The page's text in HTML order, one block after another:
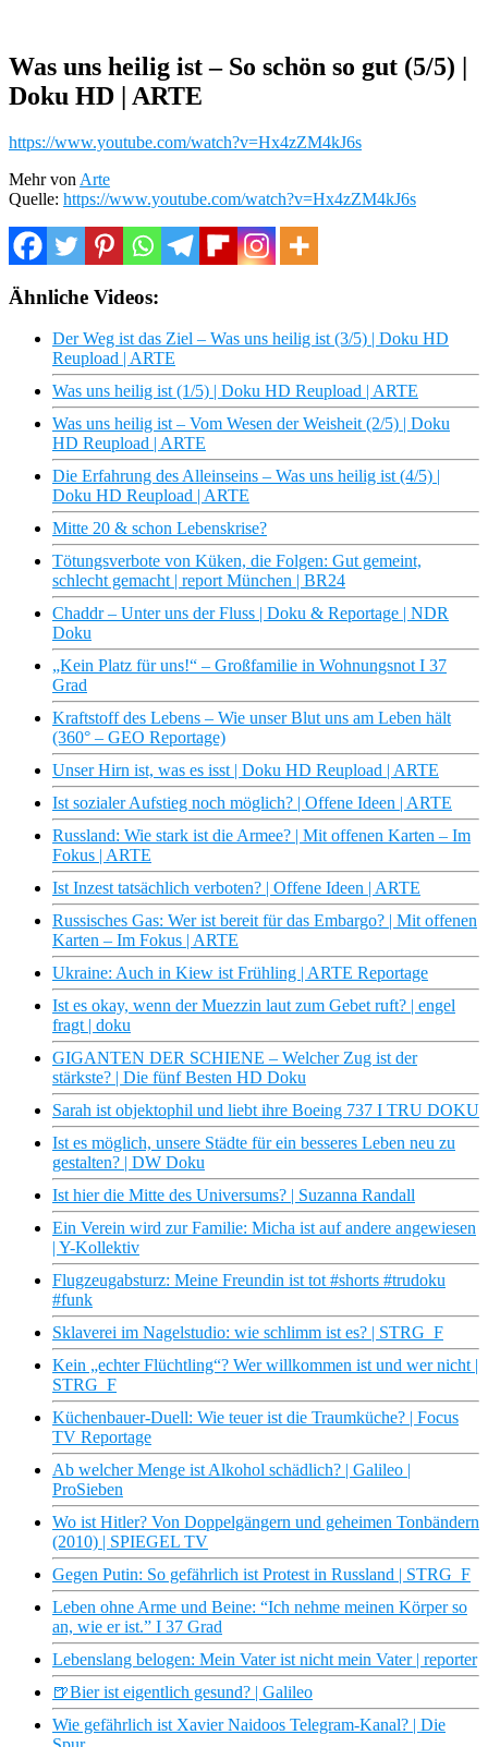
Was uns heilig ist – So schön so gut (5/5) |
Doku HD | ARTE
https://www.youtube.com/watch?v=Hx4zZM4kJ6s
Mehr von Arte
Quelle: https://www.youtube.com/watch?v=Hx4zZM4kJ6s
Ähnliche Videos:
Der Weg ist das Ziel – Was uns heilig ist (3/5) | Doku HD
Reupload | ARTE
Was uns heilig ist (1/5) | Doku HD Reupload | ARTE
Was uns heilig ist – Vom Wesen der Weisheit (2/5) | Doku
HD Reupload | ARTE
Die Erfahrung des Alleinseins – Was uns heilig ist (4/5) |
Doku HD Reupload | ARTE
Mitte 20 & schon Lebenskrise?
Tötungsverbote von Küken, die Folgen: Gut gemeint,
schlecht gemacht | report München | BR24
Chaddr – Unter uns der Fluss | Doku & Reportage | NDR
Doku
„Kein Platz für uns!“ – Großfamilie in Wohnungsnot I 37
Grad
Kraftstoff des Lebens – Wie unser Blut uns am Leben hält
(360° – GEO Reportage)
Unser Hirn ist, was es isst | Doku HD Reupload | ARTE
Ist sozialer Aufstieg noch möglich? | Offene Ideen | ARTE
Russland: Wie stark ist die Armee? | Mit offenen Karten – Im
Fokus | ARTE
Ist Inzest tatsächlich verboten? | Offene Ideen | ARTE
Russisches Gas: Wer ist bereit für das Embargo? | Mit offenen
Karten – Im Fokus | ARTE
Ukraine: Auch in Kiew ist Frühling | ARTE Reportage
Ist es okay, wenn der Muezzin laut zum Gebet ruft? | engel
fragt | doku
GIGANTEN DER SCHIENE – Welcher Zug ist der
stärkste? | Die fünf Besten HD Doku
Sarah ist objektophil und liebt ihre Boeing 737 I TRU DOKU
Ist es möglich, unsere Städte für ein besseres Leben neu zu
gestalten? | DW Doku
Ist hier die Mitte des Universums? | Suzanna Randall
Ein Verein wird zur Familie: Micha ist auf andere angewiesen
| Y-Kollektiv
Flugzeugabsturz: Meine Freundin ist tot #shorts #trudoku
#funk
Sklaverei im Nagelstudio: wie schlimm ist es? | STRG_F
Kein „echter Flüchtling“? Wer willkommen ist und wer nicht |
STRG_F
Küchenbauer-Duell: Wie teuer ist die Traumküche? | Focus
TV Reportage
Ab welcher Menge ist Alkohol schädlich? | Galileo |
ProSieben
Wo ist Hitler? Von Doppelgängern und geheimen Tonbändern
(2010) | SPIEGEL TV
Gegen Putin: So gefährlich ist Protest in Russland | STRG_F
Leben ohne Arme und Beine: “Ich nehme meinen Körper so
an, wie er ist.” I 37 Grad
Lebenslang belogen: Mein Vater ist nicht mein Vater | reporter
🍺Bier ist eigentlich gesund? | Galileo
Wie gefährlich ist Xavier Naidoos Telegram-Kanal? | Die